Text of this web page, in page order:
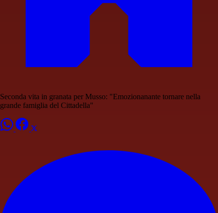
Seconda vita in granata per Musso: "Emozionanante tornare nella
grande famiglia del Cittadella"